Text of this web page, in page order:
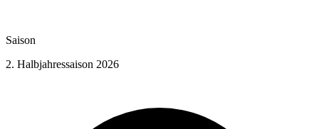
Saison
2. Halbjahressaison 2026